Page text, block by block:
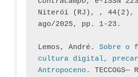
Niterói (RJ), , 44(2),
ago/2025, pp. 1-23.
Lemos, André. Sobre o
cultura digital,
Antropoceno . TECCOGS—